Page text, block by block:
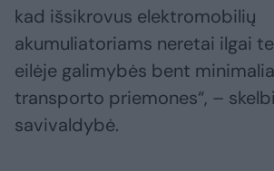
kad išsikrovus elektromobilių
akumuliatoriams neretai ilgai
eilėje galimybės bent
transporto priemones“, –
savivaldybė.